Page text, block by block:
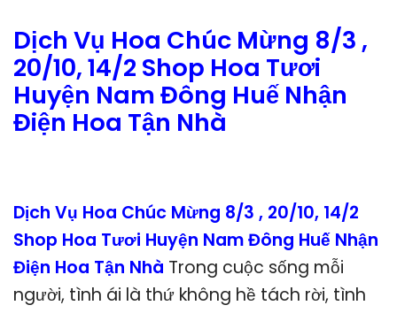
Dịch Vụ Hoa Chúc Mừng 8/3 ,
20/10, 14/2 Shop Hoa Tươi
Huyện Nam Đông Huế Nhận
Điện Hoa Tận Nhà
Dịch Vụ Hoa Chúc Mừng 8/3 , 20/10, 14/2
Shop Hoa Tươi Huyện Nam Đông Huế Nhận
Điện Hoa Tận Nhà Trong cuộc sống mỗi
người, tình ái là thứ không hề tách rời, tình